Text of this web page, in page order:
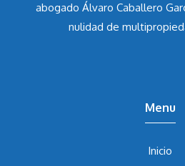
abogado Álvaro Caballero
nulidad de
Menu
Inicio